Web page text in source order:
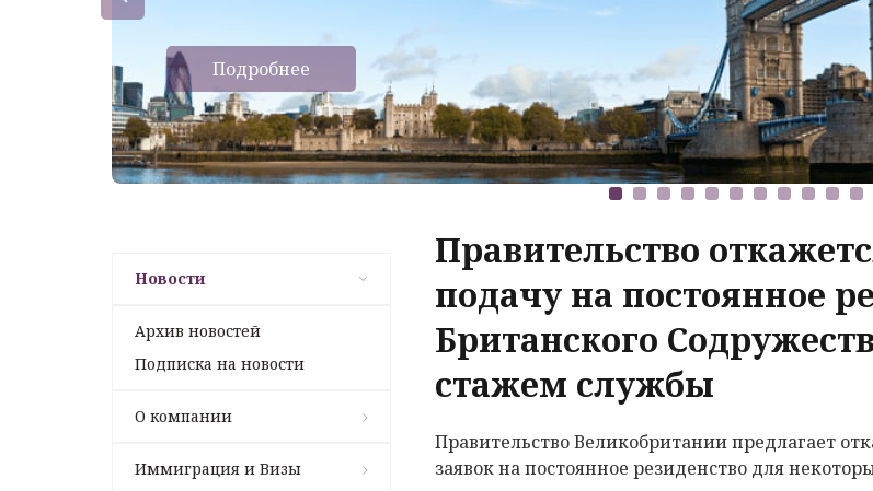
Подробнее
Новости
Архив новостей
Подписка на новости
О компании
Иммиграция и Визы
Правительство
подачу на постоянное
Британского
стажем службы
Правительство Великобритании предлагает
заявок на постоянное резиденство для